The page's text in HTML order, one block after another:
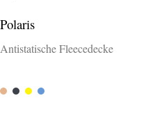
Polaris
Antistatische Fleecedecke
CamelAnthrazit
GelbCapri